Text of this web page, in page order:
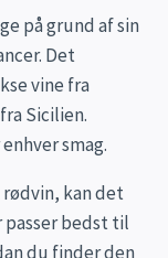
på grund af sin
Det
vine fra
Sicilien.
smag.
kan det
bedst til
du finder den